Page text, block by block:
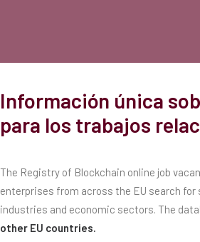
Información única
para los trabajos
The Registry of Blockchain online job
enterprises from across the EU search
industries and economic sectors. The
other EU countries.